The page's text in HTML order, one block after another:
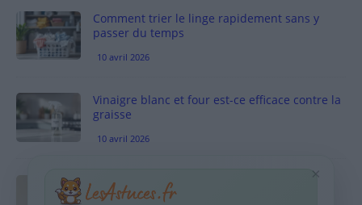
Comment trier le linge rapidement sans y
passer du temps
10 avril 2026
Vinaigre blanc et four est-ce efficace contre la
graisse
10 avril 2026
Taches pigmentaires : routine simple +
habitudes qui aident
×